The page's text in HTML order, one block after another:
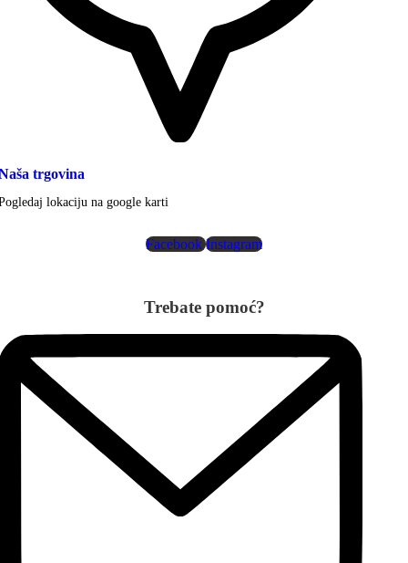
trgovina
lokaciju na google karti
Facebook Instagram
Trebate pomoć?